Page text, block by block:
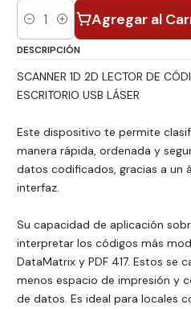
Cantidad Agregar al
DESCRIPCIÓN
SCANNER 1D 2D LECTOR DE
ESCRITORIO USB LÁSER
Este dispositivo te permite
manera rápida, ordenada y
datos codificados, gracias a un
interfaz.
Su capacidad de aplicación
interpretar los códigos más
DataMatrix y PDF 417. Estos se
menos espacio de impresión y
de datos. Es ideal para locales